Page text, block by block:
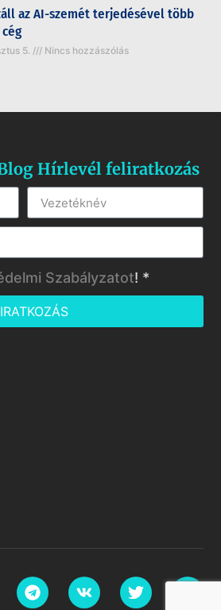
az AI-szemét terjedésével több
5. Nincs hozzászólás
Hírlevél feliratkozás
Szabályzatot! *